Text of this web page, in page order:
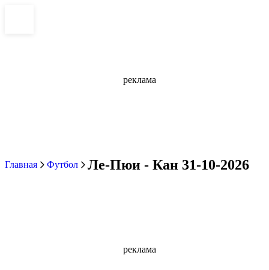
реклама
Главная Футбол Ле-Пюи - Кан 31-10-2026
реклама